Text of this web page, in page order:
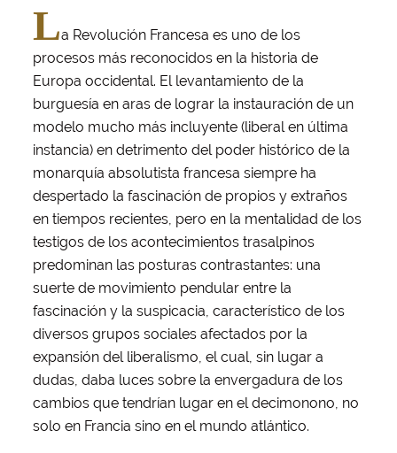
La Revolución Francesa es uno de los
procesos más reconocidos en la historia de
Europa occidental. El levantamiento de la
burguesía en aras de lograr la instauración de un
modelo mucho más incluyente (liberal en última
instancia) en detrimento del poder histórico de la
monarquía absolutista francesa siempre ha
despertado la fascinación de propios y extraños
en tiempos recientes, pero en la mentalidad de los
testigos de los acontecimientos trasalpinos
predominan las posturas contrastantes: una
suerte de movimiento pendular entre la
fascinación y la suspicacia, característico de los
diversos grupos sociales afectados por la
expansión del liberalismo, el cual, sin lugar a
dudas, daba luces sobre la envergadura de los
cambios que tendrían lugar en el decimonono, no
solo en Francia sino en el mundo atlántico.